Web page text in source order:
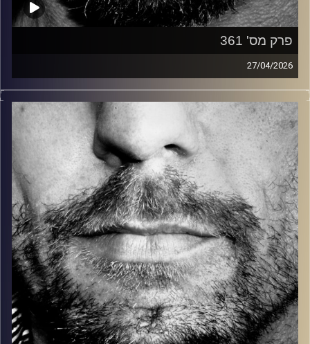
פרק מס' 361
27/04/2026
זיפים, מוזיקה מחוספסת של הופעות חיות. הרבה ג'אם, רוק,
בלוז, bluegrass, ג'אז, Fאנק, פרוגרסיב ואפילו אלקטרוניקה.
כל מה שחי, אמיתי ונושם.
עם שמוליק רגב.
קרדיט תמונות: David Goehring